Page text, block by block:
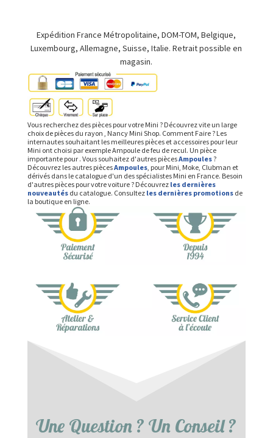
Expédition France Métropolitaine, DOM-TOM, Belgique,
Luxembourg, Allemagne, Suisse, Italie. Retrait possible en
magasin.
Vous recherchez des pièces pour votre Mini ? Découvrez vite un large
choix de pièces du rayon , Nancy Mini Shop. Comment Faire ? Les
internautes souhaitant les meilleures pièces et accessoires pour leur
Mini ont choisi par exemple Ampoule de feu de recul. Un pièce
importante pour . Vous souhaitez d'autres piècesAmpoules?
Découvrez les autres piècesAmpoules, pour Mini, Moke, Clubman et
dérivés dans le catalogue d'un des spécialistes Mini en France. Besoin
d'autres pièces pour votre voiture ? Découvrez les dernières
nouveautésdu catalogue. Consultez les dernières promotionsde
la boutique en ligne.
Une Question ? Un Conseil ?